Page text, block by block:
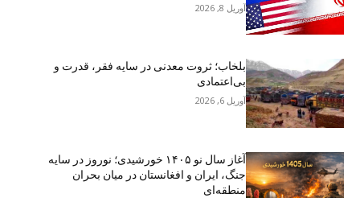
آوریل 8, 2026
بلخاب؛ ثروت معدنی در سایه فقر، قدرت و
بی‌اعتمادی
آوریل 6, 2026
آغاز سال نو ۱۴۰۵ خورشیدی؛ نوروز در سایه
جنگ، ایران و افغانستان در میان بحران
منطقه‌ای